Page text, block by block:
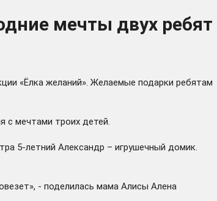
мечты двух ребят
«Ёлка желаний». Желаемые подарки ребятам
с мечтами троих детей.
5-летний Александр – игрушечный домик.
- поделилась мама Алисы Алена